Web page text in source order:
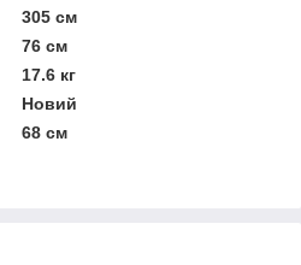
305 см
76 см
17.6 кг
Новий
68 см